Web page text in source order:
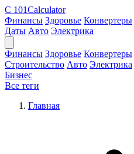
C 101Calculator
Финансы Здоровье Конвертеры
Даты Авто Электрика
Финансы Здоровье Конвертеры
Строительство Авто Электрика
Бизнес
Все теги
Главная